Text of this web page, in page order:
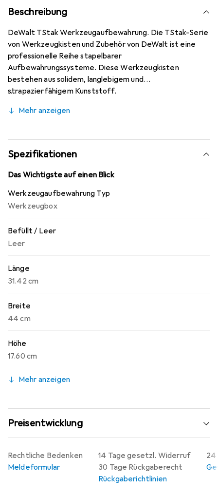
Beschreibung
DeWalt TStak Werkzeugaufbewahrung. Die TStak-Serie
von Werkzeugkisten und Zubehör von DeWalt ist eine
professionelle Reihe stapelbarer
Aufbewahrungssysteme. Diese Werkzeugkisten
bestehen aus solidem, langlebigem und
strapazierfähigem Kunststoff.
Mehr anzeigen
Spezifikationen
Das Wichtigste auf einen Blick
Werkzeugaufbewahrung Typ
Werkzeugbox
Befüllt / Leer
Leer
Länge
31.42 cm
Breite
44 cm
Höhe
17.60 cm
Mehr anzeigen
Preisentwicklung
14 Tage gesetzl. Widerruf
30 Tage Rückgaberecht
Rückgaberichtlinien
24
Rechtliche Bedenken
Meldeformular